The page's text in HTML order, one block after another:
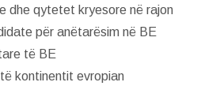
dhe qytetet kryesore në rajon
për anëtarësim në BE
të BE
kontinentit evropian